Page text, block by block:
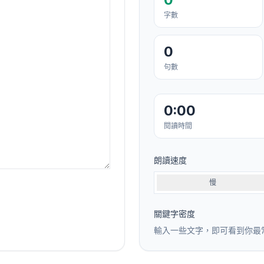
字數
0
句數
0:00
閱讀時間
朗讀速度
慢
關鍵字密度
輸入一些文字，即可看到你最